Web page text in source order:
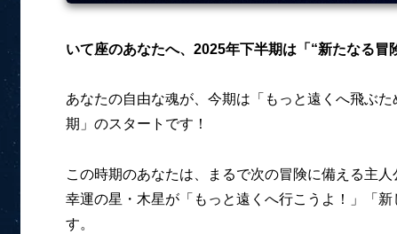
いて座のあなたへ、2025年下半期は「“新たなる冒
あなたの自由な魂が、今期は「もっと遠くへ飛ぶ
期」のスタートです！
この時期のあなたは、まるで次の冒険に備える主人
幸運の星・木星が「もっと遠くへ行こうよ！」「
す。